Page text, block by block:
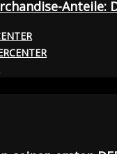
Anteile: